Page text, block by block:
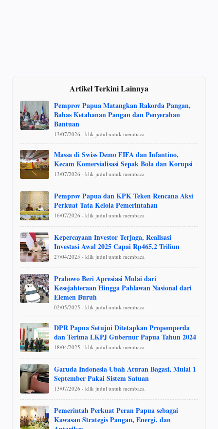
Artikel Terkini Lainnya
Pemprov Papua Matangkan Rakorda Pangan,
Bahas Ketahanan Pangan dan Penyerahan
Bantuan
13/07/2026 - klik judul untuk membaca
Massa di Swiss Demo FIFA dan Infantino,
Kecam Komersialisasi Sepak Bola dan Korupsi
13/07/2026 - klik judul untuk membaca
Pemprov Papua dan KPK Teken Rencana Aksi
Perkuat Tata Kelola Pemerintahan
16/07/2026 - klik judul untuk membaca
Kepercayaan Investor Terjaga, Realisasi
Investasi Awal 2025 Capai Rp465,2 Triliun
27/04/2025 - klik judul untuk membaca
Prabowo Beri Apresiasi Mulai dari
Kesejahteraan Hingga Pahlawan Nasional dari
Elemen Buruh
02/05/2025 - klik judul untuk membaca
DPR Papua Setujui Ditetapkan Propemperda
dan Terima LKPJ Gubernur Papua Tahun 2024
18/04/2025 - klik judul untuk membaca
Garuda Indonesia Ubah Aturan Bagasi, Mulai 1
September Pakai Sistem Satuan
13/07/2026 - klik judul untuk membaca
Pemerintah Perkuat Peran Papua sebagai
Kawasan Strategis Pangan, Energi, dan